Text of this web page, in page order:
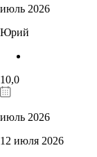
июль 2026
Юрий
10,0
июль 2026
12 июля 2026